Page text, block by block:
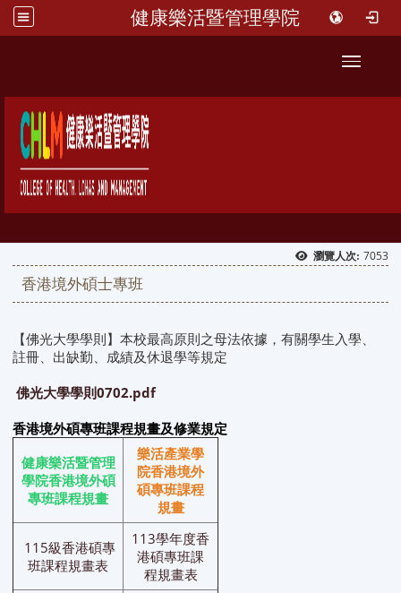
健康樂活暨管理學院
Toggle
瀏覽人次: 7053
香港境外碩士專班
【佛光大學學則】本校最高原則之母法依據，有關學生入學、
註冊、出缺勤、成績及休退學等規定
佛光大學學則0702.pdf
香港境外碩專班課程規畫及修業規定
健康樂活暨管理
學院香港境外碩
專班課程規畫
樂活產業學
院香港境外
碩專班課程
規畫
115級香港碩專
班課程規畫表
113學年度香
港碩專班課
程規畫表